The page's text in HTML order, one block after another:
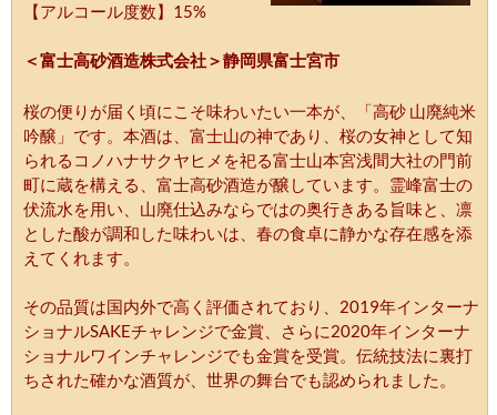
【アルコール度数】15%
＜富士高砂酒造株式会社＞静岡県富士宮市
桜の便りが届く頃にこそ味わいたい一本が、「高砂 山廃純米
吟醸」です。本酒は、富士山の神であり、桜の女神として知
られるコノハナサクヤヒメを祀る富士山本宮浅間大社の門前
町に蔵を構える、富士高砂酒造が醸しています。霊峰富士の
伏流水を用い、山廃仕込みならではの奥行きある旨味と、凛
とした酸が調和した味わいは、春の食卓に静かな存在感を添
えてくれます。
その品質は国内外で高く評価されており、2019年インターナ
ショナルSAKEチャレンジで金賞、さらに2020年インターナ
ショナルワインチャレンジでも金賞を受賞。伝統技法に裏打
ちされた確かな酒質が、世界の舞台でも認められました。